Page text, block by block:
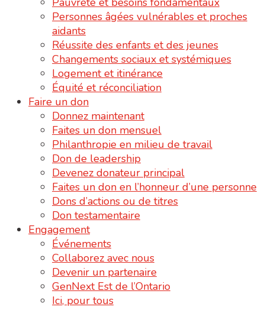
Personnes âgées vulnérables et proches
aidants
Réussite des enfants et des jeunes
Changements sociaux et systémiques
Logement et itinérance
Équité et réconciliation
Faire un don
Donnez maintenant
Faites un don mensuel
Philanthropie en milieu de travail
Don de leadership
Devenez donateur principal
Faites un don en l’honneur d’une personne
Dons d’actions ou de titres
Don testamentaire
Engagement
Événements
Collaborez avec nous
Devenir un partenaire
GenNext Est de l’Ontario
Ici, pour tous